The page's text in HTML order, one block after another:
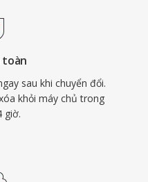
thống cũ.
toàn
sau khi chuyển đổi.
khỏi máy chủ trong
giờ.